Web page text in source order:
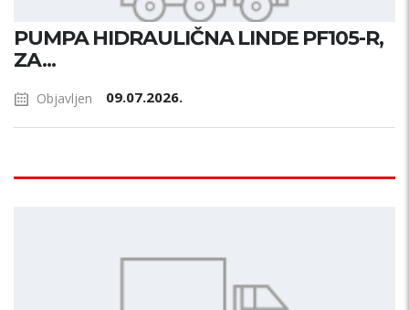
PUMPA HIDRAULIČNA LINDE PF105-R,
ZA...
Objavljen 09.07.2026.